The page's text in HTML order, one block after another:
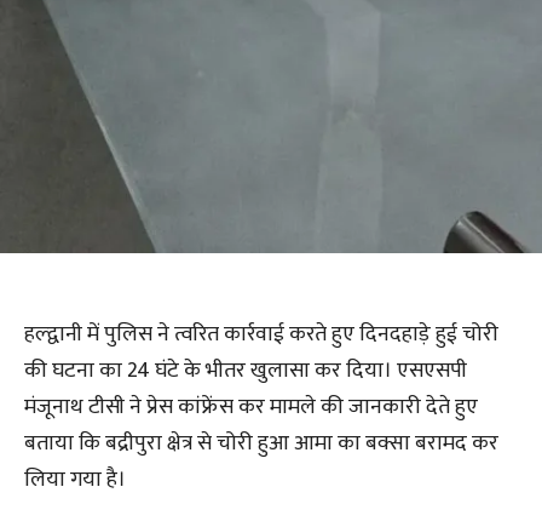
हल्द्वानी में पुलिस ने त्वरित कार्रवाई करते हुए दिनदहाड़े हुई चोरी
की घटना का 24 घंटे के भीतर खुलासा कर दिया। एसएसपी
मंजूनाथ टीसी ने प्रेस कांफ्रेंस कर मामले की जानकारी देते हुए
बताया कि बद्रीपुरा क्षेत्र से चोरी हुआ आमा का बक्सा बरामद कर
लिया गया है।